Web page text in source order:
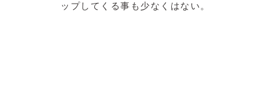
ップしてくる事も少なくはない。